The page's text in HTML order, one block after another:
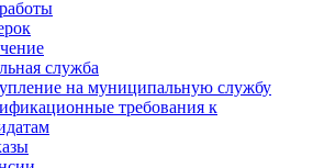
служба
на муниципальную службу
требования к